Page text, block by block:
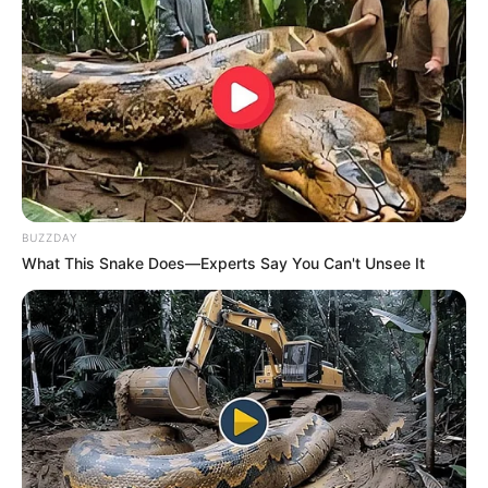
die Bergbahn erreichbaren Sommerberg führt. Der
Baumkronenweg ist auch für Rollstuhlfahrer
geeignet. Informationen unterwww.baumwipfelpfad-
schwarzwald.de.
Wildpark Pforzheim - Einheimische Tiere und Tiere
aus Europa können in den Gehegen des Tierparks
im Hagenschiess-Wald, am südlichen Stadtrand von
Pforzheim, betrachtet und beobachtet werden. Es
einen Bauernhof. Informationen unter www.wildpark-
pforzheim-foerderverein.de.
Schloss Neuenbürg - Das oberhalb der Stadt
Neuenbürg an der Enz liegende Schloss zeigt in
einem begehbaren Theater eine ungewöhnliche
Märchendarbietung. Informationen unterwww.schlo
ss-neuenbuerg.de.
BUZZDAY
What This Snake Does—Experts Say You Can't Unsee It